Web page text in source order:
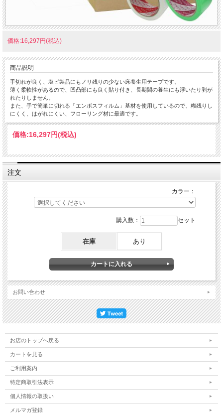
価格:16,297円(税込)
商品説明
手切れが良く、塩ビ製品にもノリ残りの少ない床養生用テープです。
薄く柔軟性があるので、凹凸部にも良く貼り付き、長期間の養生にも浮いたり剥が
れたりしません。
また、手で簡単に切れる「エンボスフィルム」基材を使用しているので、糊残りし
にくく、はがれにくい、フローリング材に最適です。
価格:16,297円(税込)
注文
カラー：
購入数： セット
在庫 あり
お問い合わせ
お店のトップへ戻る
カートを見る
ご利用案内
特定商取引法表示
個人情報の取扱い
メルマガ登録